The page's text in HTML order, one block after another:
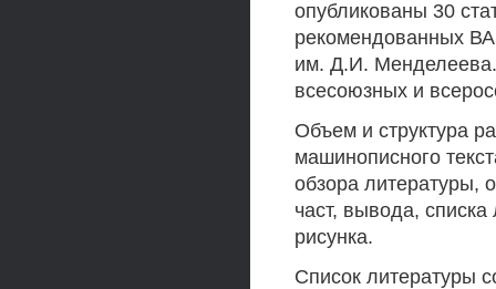
опубликованы 30
рекомендованных
им. Д.И.
всесоюзных и
Объем и структура
машинописного
обзора литературы,
част, вывода,
рисунка.
Список литературы